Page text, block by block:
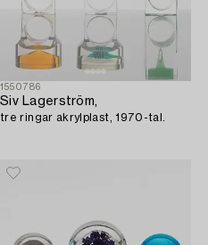
1550786
Siv Lagerström,
tre ringar akrylplast, 1970-tal.